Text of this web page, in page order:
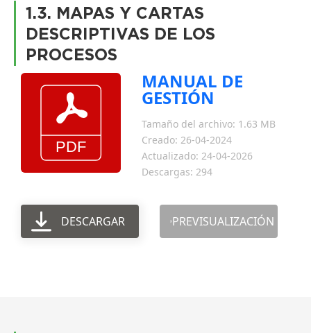
1.3. MAPAS Y CARTAS
DESCRIPTIVAS DE LOS
PROCESOS
MANUAL DE
GESTIÓN
Tamaño del archivo: 1.63 MB
Creado: 26-04-2024
Actualizado: 24-04-2026
Descargas: 294
DESCARGAR PREVISUALIZACIÓN